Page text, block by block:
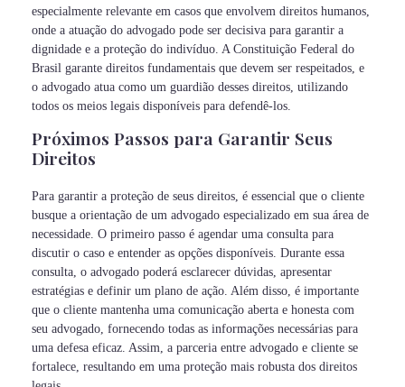
especialmente relevante em casos que envolvem direitos humanos,
onde a atuação do advogado pode ser decisiva para garantir a
dignidade e a proteção do indivíduo. A Constituição Federal do
Brasil garante direitos fundamentais que devem ser respeitados, e
o advogado atua como um guardião desses direitos, utilizando
todos os meios legais disponíveis para defendê-los.
Próximos Passos para Garantir Seus
Direitos
Para garantir a proteção de seus direitos, é essencial que o cliente
busque a orientação de um advogado especializado em sua área de
necessidade. O primeiro passo é agendar uma consulta para
discutir o caso e entender as opções disponíveis. Durante essa
consulta, o advogado poderá esclarecer dúvidas, apresentar
estratégias e definir um plano de ação. Além disso, é importante
que o cliente mantenha uma comunicação aberta e honesta com
seu advogado, fornecendo todas as informações necessárias para
uma defesa eficaz. Assim, a parceria entre advogado e cliente se
fortalece, resultando em uma proteção mais robusta dos direitos